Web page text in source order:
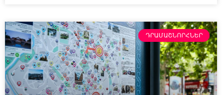
ԴՐԱՄԱՇՆՈՐՀՆԵՐ